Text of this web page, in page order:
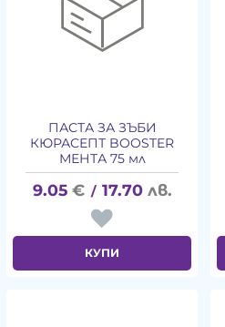
ПАСТА ЗА ЗЪБИ
КЮРАСЕПТ BOOSTER
МЕНТА 75 мл
9.05 € / 17.70 лв.
КУПИ